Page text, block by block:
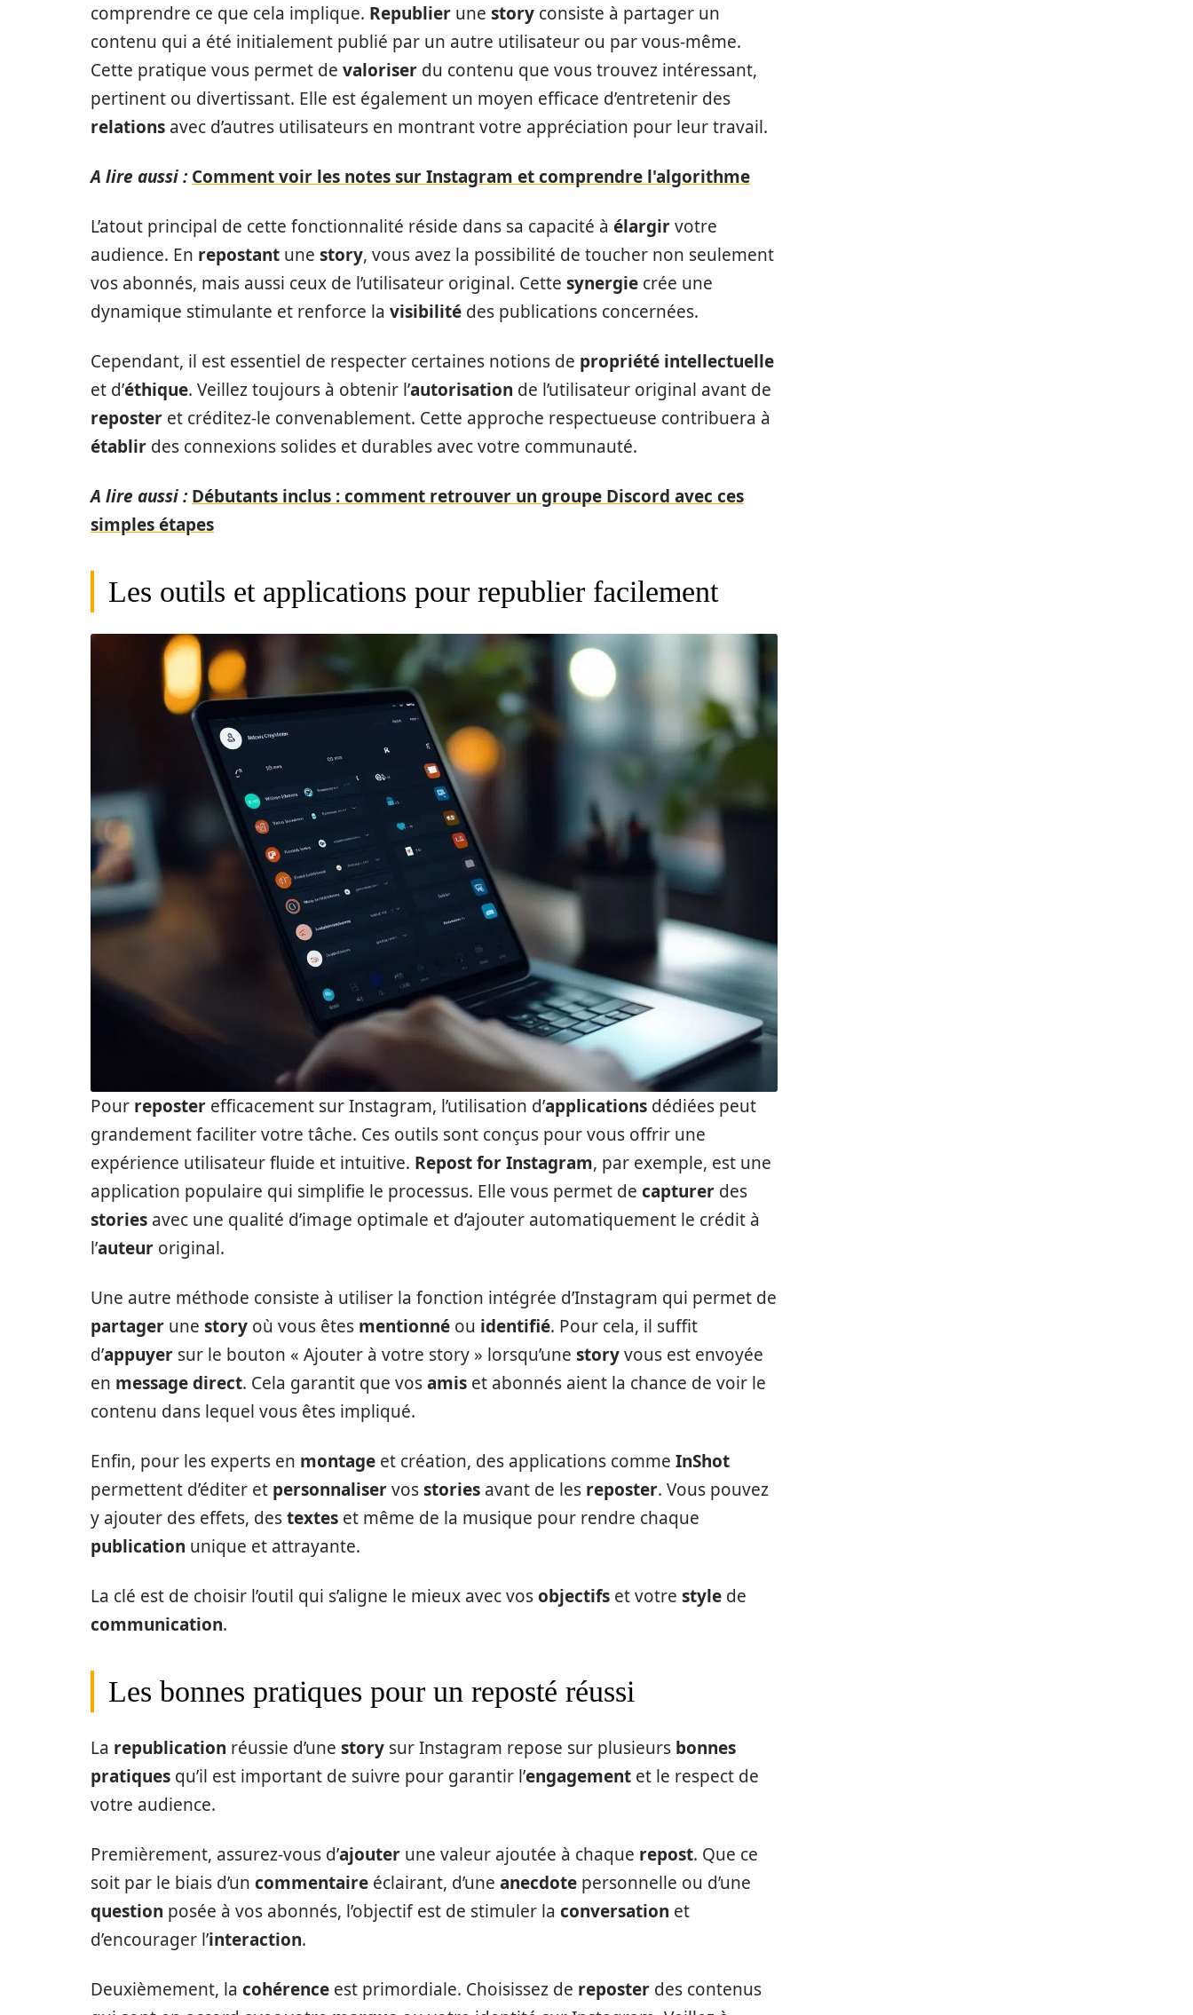
comprendre ce que cela implique. Republier une story consiste à partager un
contenu qui a été initialement publié par un autre utilisateur ou par vous-même.
Cette pratique vous permet de valoriser du contenu que vous trouvez intéressant,
pertinent ou divertissant. Elle est également un moyen efficace d’entretenir des
relations avec d’autres utilisateurs en montrant votre appréciation pour leur travail.
A lire aussi : Comment voir les notes sur Instagram et comprendre l'algorithme
L’atout principal de cette fonctionnalité réside dans sa capacité à élargirvotre
audience. En repostant une story, vous avez la possibilité de toucher non seulement
vos abonnés, mais aussi ceux de l’utilisateur original. Cette synergie crée une
dynamique stimulante et renforce la visibilité des publications concernées.
Cependant, il est essentiel de respecter certaines notions de propriété intellectuelle
et d’éthique. Veillez toujours à obtenir l’autorisation de l’utilisateur original avant de
reposter et créditez-le convenablement. Cette approche respectueuse contribuera à
établir des connexions solides et durables avec votre communauté.
A lire aussi : Débutants inclus : comment retrouver un groupe Discord avec ces
simples étapes
Les outils et applications pour republier facilement
Pour reposter efficacement sur Instagram, l’utilisation d’applications dédiées peut
grandement faciliter votre tâche. Ces outils sont conçus pour vous offrir une
expérience utilisateur fluide et intuitive. Repost for Instagram, par exemple, est une
application populaire qui simplifie le processus. Elle vous permet de capturer des
stories avec une qualité d’image optimale et d’ajouter automatiquement le crédit à
l’auteur original.
Une autre méthode consiste à utiliser la fonction intégrée d’Instagram qui permet de
partager une story où vous êtes mentionné ou identifié. Pour cela, il suffit
d’appuyer sur le bouton « Ajouter à votre story » lorsqu’une storyvous est envoyée
en message direct. Cela garantit que vosamis et abonnés aient la chance de voir le
contenu dans lequel vous êtes impliqué.
Enfin, pour les experts en montage et création, des applications comme InShot
permettent d’éditer et personnaliservosstories avant de les reposter. Vous pouvez
y ajouter des effets, destextes et même de la musique pour rendre chaque
publication unique et attrayante.
La clé est de choisir l’outil qui s’aligne le mieux avec vosobjectifs et votre style de
communication.
Les bonnes pratiques pour un reposté réussi
La republication réussie d’une story sur Instagram repose sur plusieurs bonnes
pratiques qu’il est important de suivre pour garantir l’engagement et le respect de
votre audience.
Premièrement, assurez-vous d’ajouter une valeur ajoutée à chaque repost. Que ce
soit par le biais d’un commentaire éclairant, d’une anecdote personnelle ou d’une
question posée à vos abonnés, l’objectif est de stimuler la conversation et
d’encourager l’interaction.
Deuxièmement, la cohérence est primordiale. Choisissez de reposter des contenus